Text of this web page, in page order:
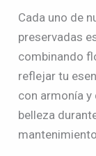
Cada uno de
preservadas
combinando
reflejar tu
con armonía y
belleza
mantenimiento.